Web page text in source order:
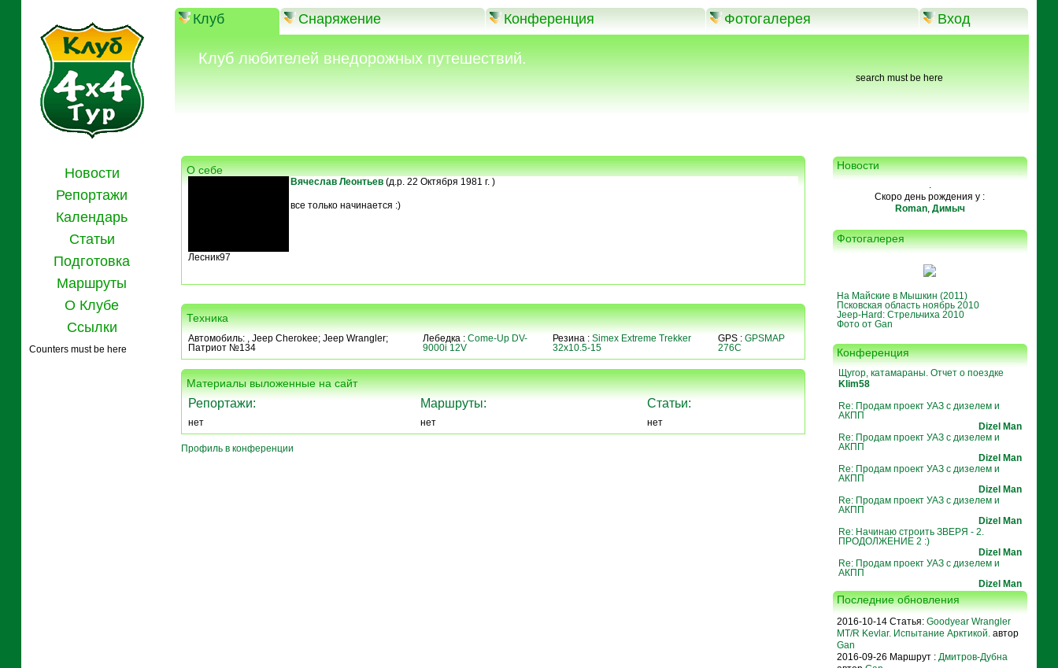
Клуб Снаряжение Конференция Фотогалерея Вход
Клуб любителей внедорожных путешествий.
search must be here
Новости
Репортажи
Календарь
Статьи
Подготовка
Маршруты
О Клубе
Ссылки
Counters must be here
О себе
Лесник97
Вячеслав Леонтьев(д.р. 22 Октября 1981 г. )
все только начинается :)
Техника
Автомобиль: , Jeep Cherokee; Jeep Wrangler;
Патриот №134
Лебедка : Come-Up DV-
9000i 12V
Резина : Simex Extreme Trekker
32x10.5-15
GPS : GPSMAP
276C
Материалы выложенные на сайт
Репортажи:
нет
Маршруты:
нет
Статьи:
нет
Профиль в конференции
Новости
.
Скоро день рождения у :
Roman, Димыч
Фотогалерея
На Майские в Мышкин (2011)
Псковская область ноябрь 2010
Jeep-Hard: Стрельчиха 2010
Фото от Gan
Конференция
Щугор, катамараны. Отчет о поездке
Klim58
Re: Продам проект УАЗ с дизелем и
АКПП
Dizel Man
Re: Продам проект УАЗ с дизелем и
АКПП
Dizel Man
Re: Продам проект УАЗ с дизелем и
АКПП
Dizel Man
Re: Продам проект УАЗ с дизелем и
АКПП
Dizel Man
Re: Начинаю строить ЗВЕРЯ - 2.
ПРОДОЛЖЕНИЕ 2 :)
Dizel Man
Re: Продам проект УАЗ с дизелем и
АКПП
Dizel Man
Последние обновления
2016-10-14 Статья: Goodyear Wrangler
MT/R Kevlar. Испытание Арктикой.автор
Gan
2016-09-26 Маршрут : Дмитров-Дубна